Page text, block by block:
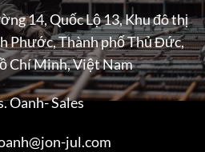
14, Quốc Lộ 13, Khu đô thị
Phước, Thành phố Thủ Đức,
Chí Minh, Việt Nam
Oanh- Sales
jul.com